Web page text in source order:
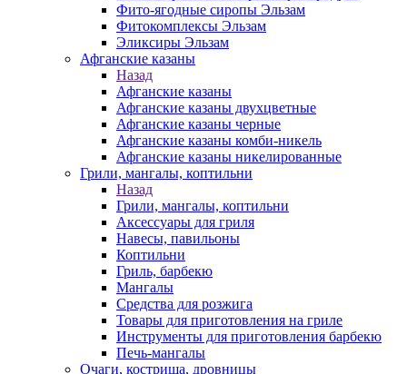
Фито-ягодные сиропы Эльзам
Фитокомплексы Эльзам
Эликсиры Эльзам
Афганские казаны
Назад
Афганские казаны
Афганские казаны двухцветные
Афганские казаны черные
Афганские казаны комби-никель
Афганские казаны никелированные
Грили, мангалы, коптильни
Назад
Грили, мангалы, коптильни
Аксессуары для гриля
Навесы, павильоны
Коптильни
Гриль, барбекю
Мангалы
Средства для розжига
Товары для приготовления на гриле
Инструменты для приготовления барбекю
Печь-мангалы
Очаги, кострища, дровницы